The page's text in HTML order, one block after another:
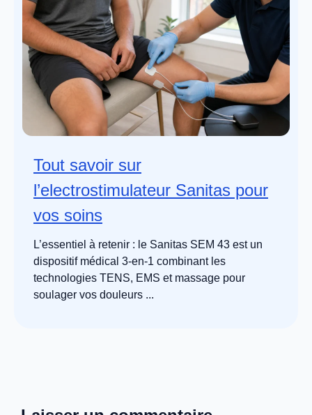
Tout savoir sur
l’electrostimulateur Sanitas pour
vos soins
L’essentiel à retenir : le Sanitas SEM 43 est un
dispositif médical 3-en-1 combinant les
technologies TENS, EMS et massage pour
soulager vos douleurs ...